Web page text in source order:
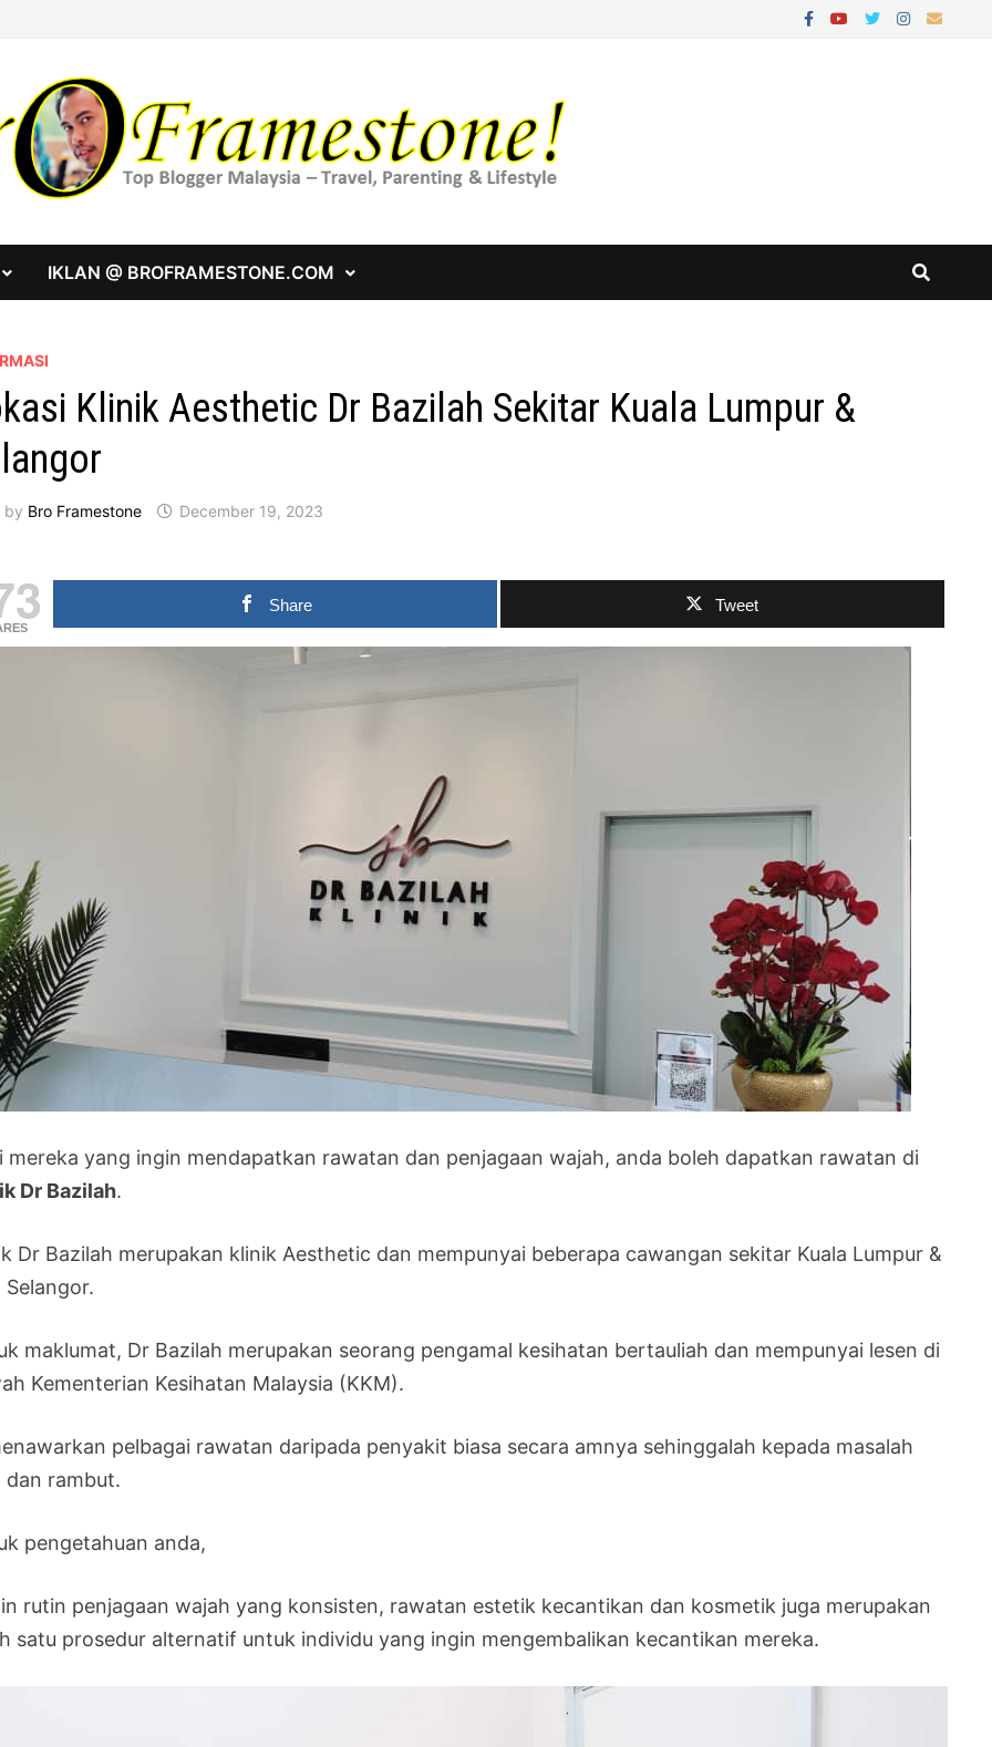
IKLAN @ BROFRAMESTONE.COM
Klinik Aesthetic Dr Bazilah Sekitar Kuala Lumpur &
by Bro Framestone December 19, 2023
Share Tweet
mereka yang ingin mendapatkan rawatan dan penjagaan wajah, anda boleh dapatkan rawatan di
Dr Bazilah.
Dr Bazilah merupakan klinik Aesthetic dan mempunyai beberapa cawangan sekitar Kuala Lumpur &
Selangor.
maklumat, Dr Bazilah merupakan seorang pengamal kesihatan bertauliah dan mempunyai lesen di
Kementerian Kesihatan Malaysia (KKM).
pelbagai rawatan daripada penyakit biasa secara amnya sehinggalah kepada masalah
dan rambut.
pengetahuan anda,
rutin penjagaan wajah yang konsisten, rawatan estetik kecantikan dan kosmetik juga merupakan
satu prosedur alternatif untuk individu yang ingin mengembalikan kecantikan mereka.